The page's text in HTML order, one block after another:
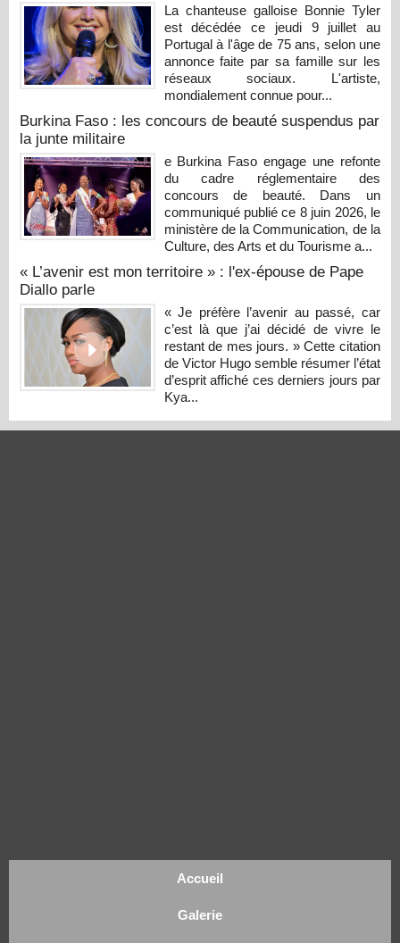
La chanteuse galloise Bonnie Tyler
est décédée ce jeudi 9 juillet au
Portugal à l'âge de 75 ans, selon une
annonce faite par sa famille sur les
réseaux sociaux. L'artiste,
mondialement connue pour...
Burkina Faso : les concours de beauté suspendus par
la junte militaire
e Burkina Faso engage une refonte
du cadre réglementaire des
concours de beauté. Dans un
communiqué publié ce 8 juin 2026, le
ministère de la Communication, de la
Culture, des Arts et du Tourisme a...
« L’avenir est mon territoire » : l'ex-épouse de Pape
Diallo parle
« Je préfère l’avenir au passé, car
c’est là que j’ai décidé de vivre le
restant de mes jours. » Cette citation
de Victor Hugo semble résumer l’état
d’esprit affiché ces derniers jours par
Kya...
Accueil
Galerie